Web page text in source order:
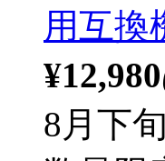
用互換
¥12,980
8月下